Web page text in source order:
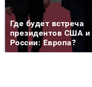
Где будет встреча
президентов США и
России: Европа?